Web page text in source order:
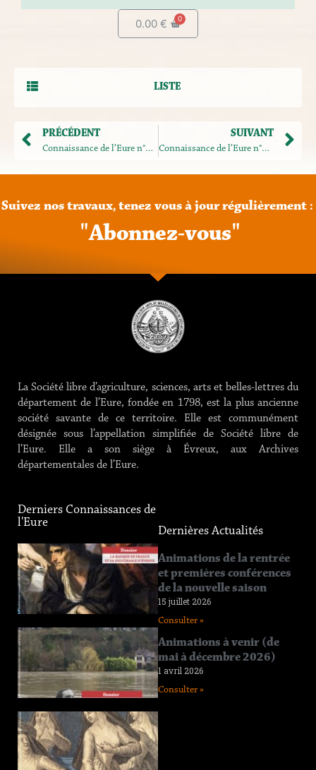
0.00 €
LISTE
PRÉCÉDENT
Connaissance de l’Eure n°125
SUIVANT
Connaissance de l’Eure n°128-129
Suivez nos travaux, tenez vous à jour régulièrement :
"Abonnez-vous"
La Société libre d’agriculture, sciences, arts et belles-lettres du
département de l’Eure, fondée en 1798, est la plus ancienne
société savante de ce territoire. Elle est communément
désignée sous l’appellation simplifiée de Société libre de
l’Eure. Elle a son siège à Évreux, aux Archives
départementales de l’Eure.
Derniers Connaissances de
l'Eure
Connaissance
de l’Eure
n°219
12 juin 2026
Connaissance
de l’Eure
n°218
11 avril 2026
Dernières Actualités
Animations de la rentrée
et premières conférences
de la nouvelle saison
15 juillet 2026
Consulter »
Animations à venir (de
mai à décembre 2026)
1 avril 2026
Consulter »